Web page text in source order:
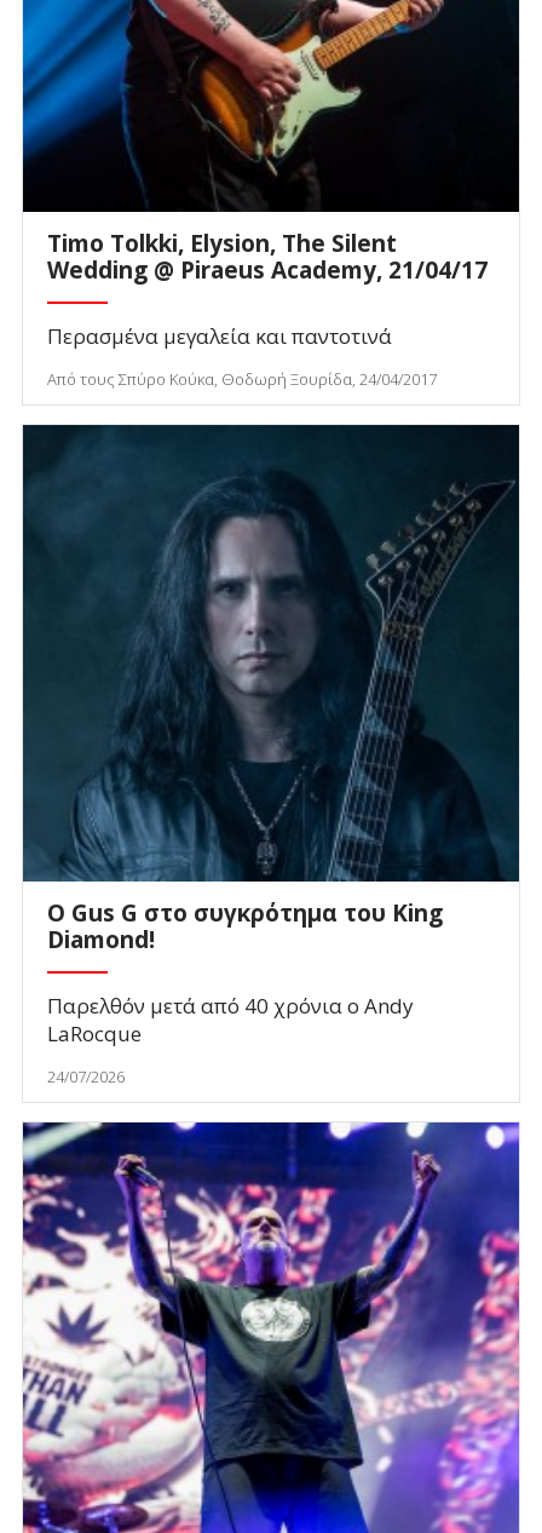
Timo Tolkki, Elysion, The Silent
Wedding @ Piraeus Academy, 21/04/17
Περασμένα μεγαλεία και παντοτινά
Από τους Σπύρο Κούκα, Θοδωρή Ξουρίδα, 24/04/2017
O Gus G στο συγκρότημα του King
Diamond!
Παρελθόν μετά από 40 χρόνια ο Andy
LaRocque
24/07/2026